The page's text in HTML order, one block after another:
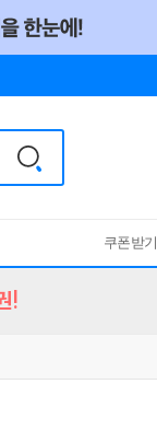
쿠폰받기
!